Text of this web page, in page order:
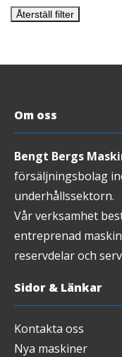
Återställ filter
Om oss
Bengt Bergs
försäljningsbolag
underhållssektorn.
Vår verksamhet
entreprenad
reservdelar och
Sidor & Länkar
Kontakta oss
Nya maskiner